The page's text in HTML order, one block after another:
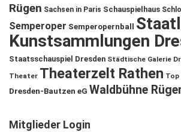
Rügen Sachsen in Paris Schauspielhaus
Semperoper Semperopernball
Kunstsammlungen
Staatsschauspiel Dresden Städtische Galerie
Theater Theaterzelt Rathen Top
Dresden-Bautzen eG Waldbühne
Mitglieder Login